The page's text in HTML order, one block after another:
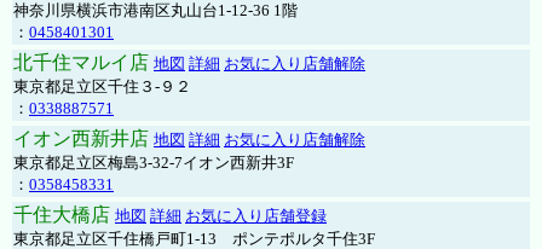
神奈川県横浜市港南区丸山台1-12-36 1階
： 0458401301
北千住マルイ店 地図 詳細 お気に入り店舗解除
東京都足立区千住３-９２
： 0338887571
イオン西新井店 地図 詳細 お気に入り店舗解除
東京都足立区梅島3-32-7イオン西新井3F
： 0358458331
千住大橋店 地図 詳細 お気に入り店舗登録
東京都足立区千住橋戸町1-13 ポンテポルタ千住3F